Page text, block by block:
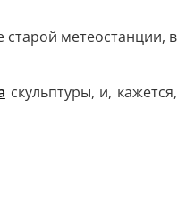
метеостанции, в
скульптуры, и, кажется,